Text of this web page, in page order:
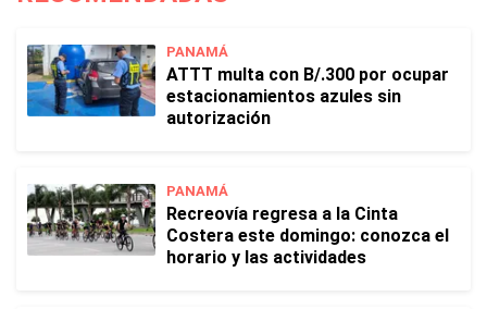
PANAMÁ
ATTT multa con B/.300 por ocupar
estacionamientos azules sin
autorización
PANAMÁ
Recreovía regresa a la Cinta
Costera este domingo: conozca el
horario y las actividades